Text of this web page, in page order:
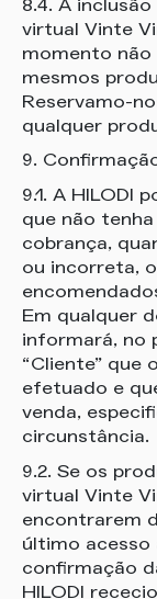
8.4. A
virtual Vinte
momento não
mesmos
Reservamo-
qualquer
9.
9.1. A HILODI
que não
cobrança,
ou incorreta,
Em qualquer
informará, no
“Cliente” que
efetuado e
venda,
circunstância.
9.2. Se os
virtual Vinte
encontrarem
último acesso
confirmação
HILODI